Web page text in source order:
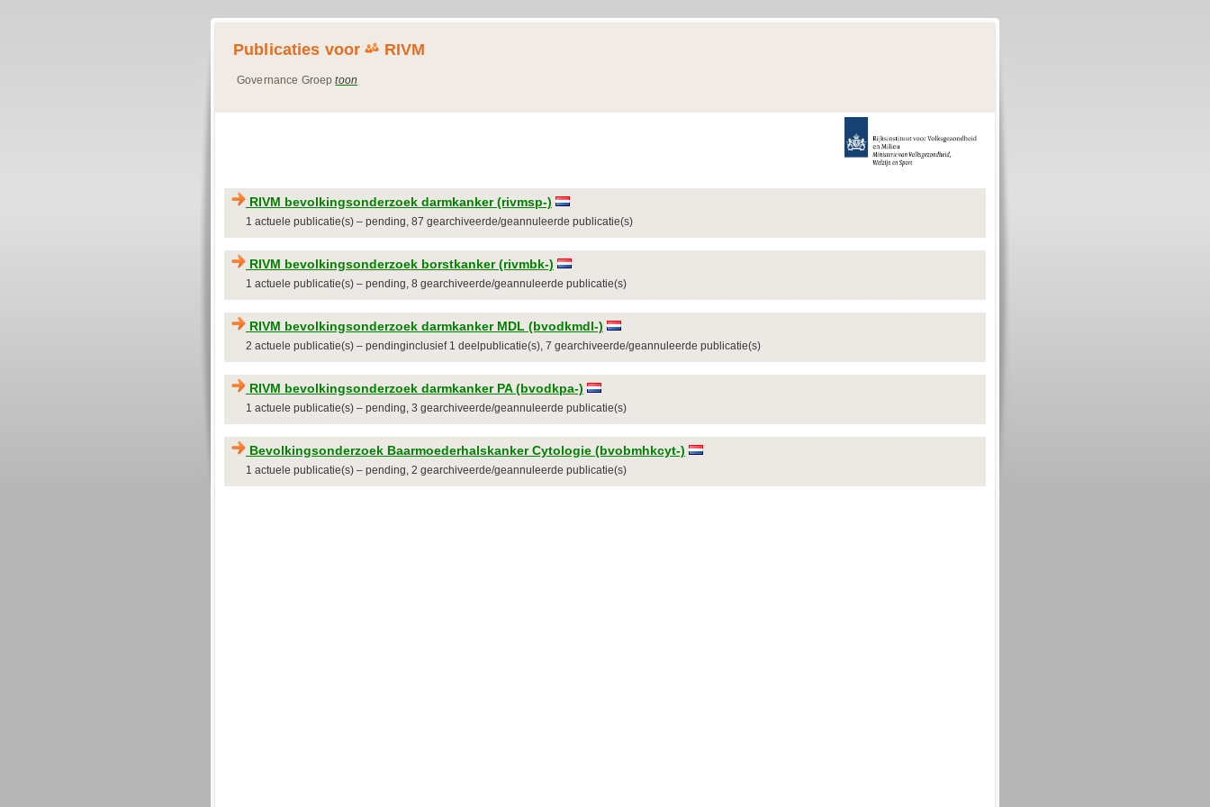
Publicaties voor RIVM
Governance Groeptoon
RIVM bevolkingsonderzoek darmkanker (rivmsp-)
1 actuele publicatie(s) – pending, 87 gearchiveerde/geannuleerde publicatie(s)
RIVM bevolkingsonderzoek borstkanker (rivmbk-)
1 actuele publicatie(s) – pending, 8 gearchiveerde/geannuleerde publicatie(s)
RIVM bevolkingsonderzoek darmkanker MDL (bvodkmdl-)
2 actuele publicatie(s) – pendinginclusief 1 deelpublicatie(s), 7 gearchiveerde/geannuleerde publicatie(s)
RIVM bevolkingsonderzoek darmkanker PA (bvodkpa-)
1 actuele publicatie(s) – pending, 3 gearchiveerde/geannuleerde publicatie(s)
Bevolkingsonderzoek Baarmoederhalskanker Cytologie (bvobmhkcyt-)
1 actuele publicatie(s) – pending, 2 gearchiveerde/geannuleerde publicatie(s)